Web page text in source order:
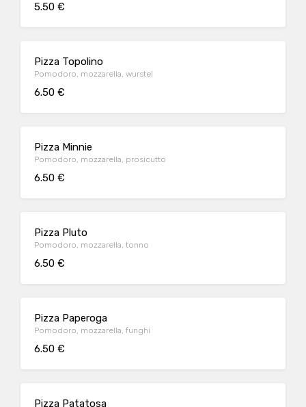
5.50 €
Pizza Topolino
Pomodoro, mozzarella, wurstel
6.50 €
Pizza Minnie
Pomodoro, mozzarella, prosicutto
6.50 €
Pizza Pluto
Pomodoro, mozzarella, tonno
6.50 €
Pizza Paperoga
Pomodoro, mozzarella, funghi
6.50 €
Pizza Patatosa